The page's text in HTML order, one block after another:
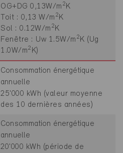
OG+DG 0,13W/m 2 K
Toit : 0,13 W/m 2 K
Sol : 0.12W/m 2 K
Fenêtre : Uw 1.5W/m 2 K (Ug
1.0W/m2 K)
Consommation énergétique
annuelle
25'000 kWh (valeur moyenne
des 10 dernières années)
Consommation énergétique
annuelle
20'000 kWh (période de